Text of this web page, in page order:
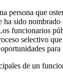
persona que
sido nombrado
funcionarios
selectivo
para
de un